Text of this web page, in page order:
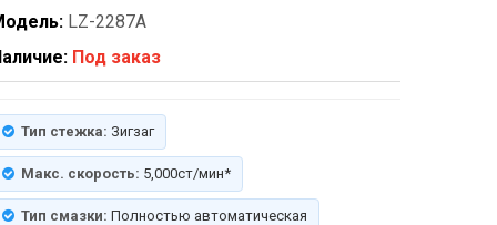
LZ-2287A
Под заказ
Тип стежка: Зигзаг
Макс. скорость: 5,000ст/мин*
Тип смазки: Полностью автоматическая